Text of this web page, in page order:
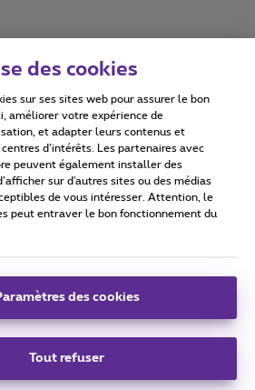
Accessibility statement
2026
consommateur
II 27 - B-1030 Bruxelles.
des cookies
sur ses sites web pour assurer le bon
améliorer votre expérience de
et adapter leurs contenus et
d’intérêts. Les partenaires avec
peuvent également installer des
sur d'autres sites ou des médias
de vous intéresser. Attention, le
peut entraver le bon fonctionnement du
des cookies
Tout refuser